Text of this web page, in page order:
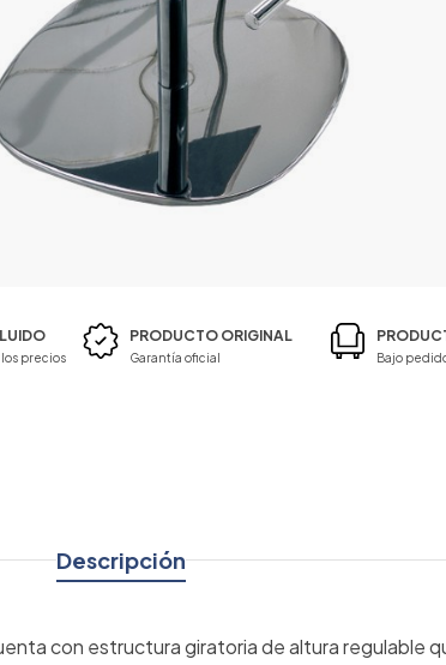
los precios
PRODUCTO ORIGINAL
Garantía oficial Bajo
Descripción
con estructura giratoria de altura regulable